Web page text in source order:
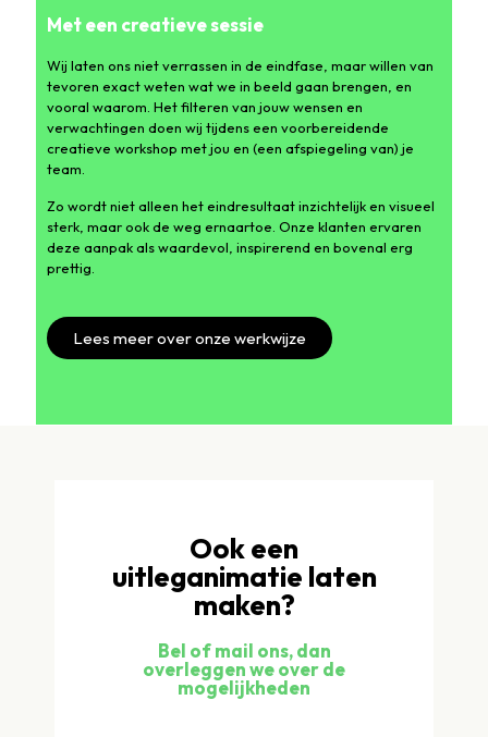
Met een creatieve sessie
Wij laten ons niet verrassen in de eindfase, maar willen van
tevoren exact weten wat we in beeld gaan brengen, en
vooral waarom. Het filteren van jouw wensen en
verwachtingen doen wij tijdens een voorbereidende
creatieve workshop met jou en (een afspiegeling van) je
team.
Zo wordt niet alleen het eindresultaat inzichtelijk en visueel
sterk, maar ook de weg ernaartoe. Onze klanten ervaren
deze aanpak als waardevol, inspirerend en bovenal erg
prettig.
Lees meer over onze werkwijze
Ook een
uitleganimatie laten
maken?
Bel of mail ons, dan
overleggen we over de
mogelijkheden